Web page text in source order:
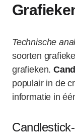
Technische
soorten
grafieken.
populair in de
informatie in